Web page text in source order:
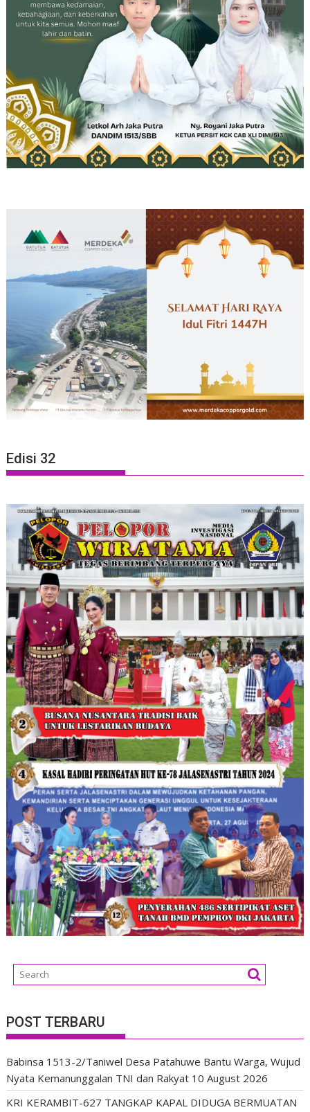
Edisi 32
POST TERBARU
Babinsa 1513-2/Taniwel Desa Patahuwe Bantu Warga, Wujud
Nyata Kemanunggalan TNI dan Rakyat 10 August 2026
KRI KERAMBIT-627 TANGKAP KAPAL DIDUGA BERMUATAN